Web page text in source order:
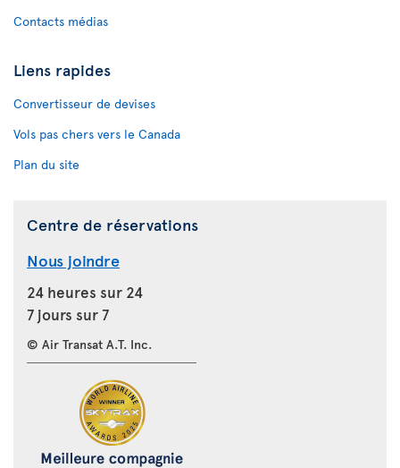
Contacts médias
Liens rapides
Convertisseur de devises
Vols pas chers vers le Canada
Plan du site
Centre de réservations
Nous joindre
24 heures sur 24
7 jours sur 7
© Air Transat A.T. Inc.